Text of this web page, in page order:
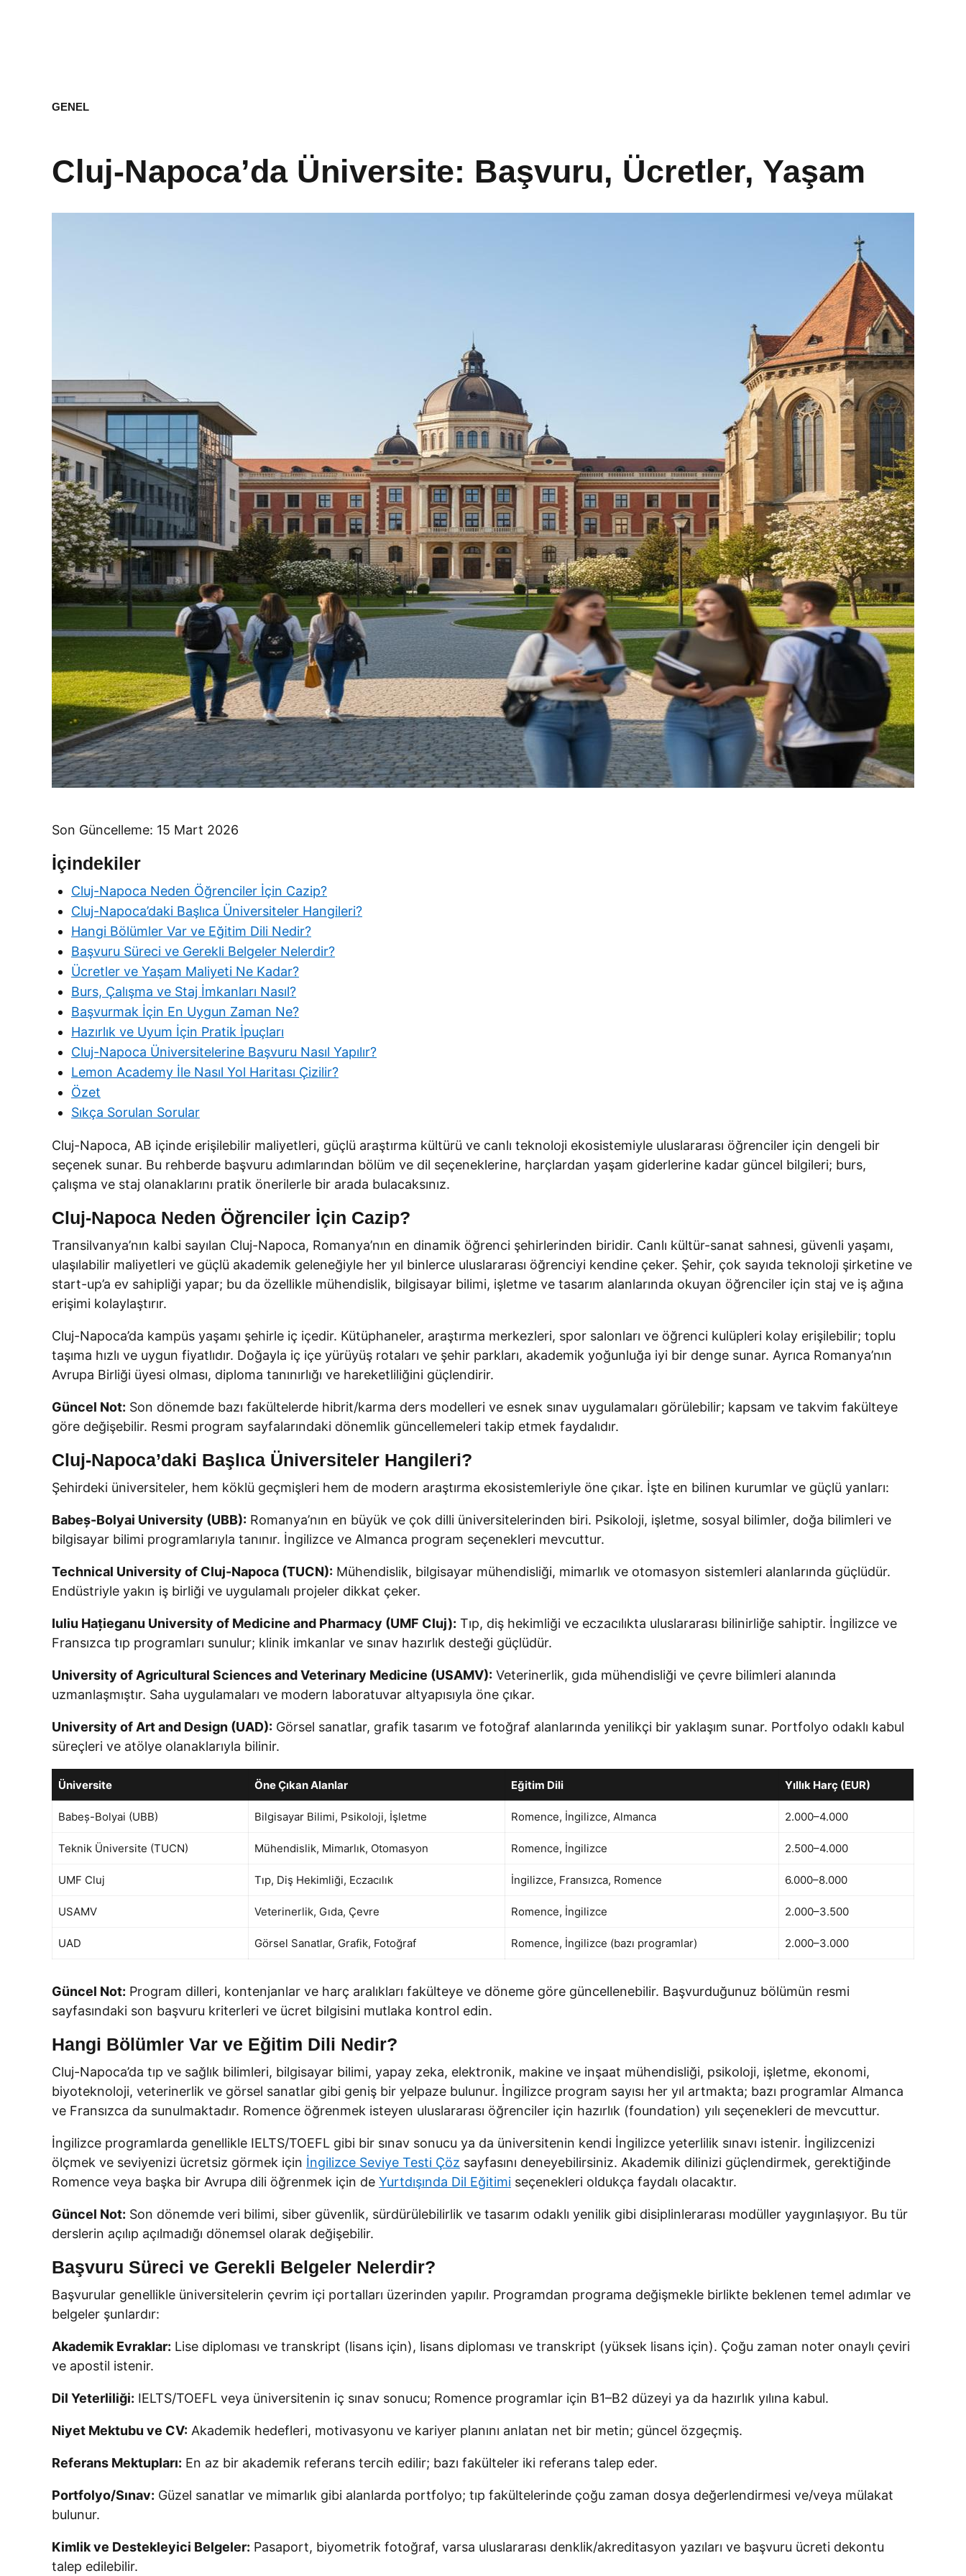
GENEL
Cluj-Napoca’da Üniversite: Başvuru, Ücretler, Yaşam
Son Güncelleme: 15 Mart 2026
İçindekiler
Cluj-Napoca Neden Öğrenciler İçin Cazip?
Cluj-Napoca’daki Başlıca Üniversiteler Hangileri?
Hangi Bölümler Var ve Eğitim Dili Nedir?
Başvuru Süreci ve Gerekli Belgeler Nelerdir?
Ücretler ve Yaşam Maliyeti Ne Kadar?
Burs, Çalışma ve Staj İmkanları Nasıl?
Başvurmak İçin En Uygun Zaman Ne?
Hazırlık ve Uyum İçin Pratik İpuçları
Cluj-Napoca Üniversitelerine Başvuru Nasıl Yapılır?
Lemon Academy İle Nasıl Yol Haritası Çizilir?
Özet
Sıkça Sorulan Sorular
Cluj-Napoca, AB içinde erişilebilir maliyetleri, güçlü araştırma kültürü ve canlı teknoloji ekosistemiyle uluslararası öğrenciler için dengeli bir
seçenek sunar. Bu rehberde başvuru adımlarından bölüm ve dil seçeneklerine, harçlardan yaşam giderlerine kadar güncel bilgileri; burs,
çalışma ve staj olanaklarını pratik önerilerle bir arada bulacaksınız.
Cluj-Napoca Neden Öğrenciler İçin Cazip?
Transilvanya’nın kalbi sayılan Cluj-Napoca, Romanya’nın en dinamik öğrenci şehirlerinden biridir. Canlı kültür-sanat sahnesi, güvenli yaşamı,
ulaşılabilir maliyetleri ve güçlü akademik geleneğiyle her yıl binlerce uluslararası öğrenciyi kendine çeker. Şehir, çok sayıda teknoloji şirketine ve
start-up’a ev sahipliği yapar; bu da özellikle mühendislik, bilgisayar bilimi, işletme ve tasarım alanlarında okuyan öğrenciler için staj ve iş ağına
erişimi kolaylaştırır.
Cluj-Napoca’da kampüs yaşamı şehirle iç içedir. Kütüphaneler, araştırma merkezleri, spor salonları ve öğrenci kulüpleri kolay erişilebilir; toplu
taşıma hızlı ve uygun fiyatlıdır. Doğayla iç içe yürüyüş rotaları ve şehir parkları, akademik yoğunluğa iyi bir denge sunar. Ayrıca Romanya’nın
Avrupa Birliği üyesi olması, diploma tanınırlığı ve hareketliliğini güçlendirir.
Güncel Not: Son dönemde bazı fakültelerde hibrit/karma ders modelleri ve esnek sınav uygulamaları görülebilir; kapsam ve takvim fakülteye
göre değişebilir. Resmi program sayfalarındaki dönemlik güncellemeleri takip etmek faydalıdır.
Cluj-Napoca’daki Başlıca Üniversiteler Hangileri?
Şehirdeki üniversiteler, hem köklü geçmişleri hem de modern araştırma ekosistemleriyle öne çıkar. İşte en bilinen kurumlar ve güçlü yanları:
Babeș-Bolyai University (UBB): Romanya’nın en büyük ve çok dilli üniversitelerinden biri. Psikoloji, işletme, sosyal bilimler, doğa bilimleri ve
bilgisayar bilimi programlarıyla tanınır. İngilizce ve Almanca program seçenekleri mevcuttur.
Technical University of Cluj-Napoca (TUCN): Mühendislik, bilgisayar mühendisliği, mimarlık ve otomasyon sistemleri alanlarında güçlüdür.
Endüstriyle yakın iş birliği ve uygulamalı projeler dikkat çeker.
Iuliu Hațieganu University of Medicine and Pharmacy (UMF Cluj): Tıp, diş hekimliği ve eczacılıkta uluslararası bilinirliğe sahiptir. İngilizce ve
Fransızca tıp programları sunulur; klinik imkanlar ve sınav hazırlık desteği güçlüdür.
University of Agricultural Sciences and Veterinary Medicine (USAMV): Veterinerlik, gıda mühendisliği ve çevre bilimleri alanında
uzmanlaşmıştır. Saha uygulamaları ve modern laboratuvar altyapısıyla öne çıkar.
University of Art and Design (UAD): Görsel sanatlar, grafik tasarım ve fotoğraf alanlarında yenilikçi bir yaklaşım sunar. Portfolyo odaklı kabul
süreçleri ve atölye olanaklarıyla bilinir.
Üniversite Öne Çıkan Alanlar Eğitim Dili Yıllık Harç (EUR)
Babeș-Bolyai (UBB) Bilgisayar Bilimi, Psikoloji, İşletme Romence, İngilizce, Almanca 2.000–4.000
Teknik Üniversite (TUCN) Mühendislik, Mimarlık, Otomasyon Romence, İngilizce 2.500–4.000
UMF Cluj Tıp, Diş Hekimliği, Eczacılık İngilizce, Fransızca, Romence 6.000–8.000
USAMV Veterinerlik, Gıda, Çevre Romence, İngilizce 2.000–3.500
UAD Görsel Sanatlar, Grafik, Fotoğraf Romence, İngilizce (bazı programlar) 2.000–3.000
Güncel Not: Program dilleri, kontenjanlar ve harç aralıkları fakülteye ve döneme göre güncellenebilir. Başvurduğunuz bölümün resmi
sayfasındaki son başvuru kriterleri ve ücret bilgisini mutlaka kontrol edin.
Hangi Bölümler Var ve Eğitim Dili Nedir?
Cluj-Napoca’da tıp ve sağlık bilimleri, bilgisayar bilimi, yapay zeka, elektronik, makine ve inşaat mühendisliği, psikoloji, işletme, ekonomi,
biyoteknoloji, veterinerlik ve görsel sanatlar gibi geniş bir yelpaze bulunur. İngilizce program sayısı her yıl artmakta; bazı programlar Almanca
ve Fransızca da sunulmaktadır. Romence öğrenmek isteyen uluslararası öğrenciler için hazırlık (foundation) yılı seçenekleri de mevcuttur.
İngilizce programlarda genellikle IELTS/TOEFL gibi bir sınav sonucu ya da üniversitenin kendi İngilizce yeterlilik sınavı istenir. İngilizcenizi
ölçmek ve seviyenizi ücretsiz görmek için İngilizce Seviye Testi Çöz sayfasını deneyebilirsiniz. Akademik dilinizi güçlendirmek, gerektiğinde
Romence veya başka bir Avrupa dili öğrenmek için de Yurtdışında Dil Eğitimi seçenekleri oldukça faydalı olacaktır.
Güncel Not: Son dönemde veri bilimi, siber güvenlik, sürdürülebilirlik ve tasarım odaklı yenilik gibi disiplinlerarası modüller yaygınlaşıyor. Bu tür
derslerin açılıp açılmadığı dönemsel olarak değişebilir.
Başvuru Süreci ve Gerekli Belgeler Nelerdir?
Başvurular genellikle üniversitelerin çevrim içi portalları üzerinden yapılır. Programdan programa değişmekle birlikte beklenen temel adımlar ve
belgeler şunlardır:
Akademik Evraklar: Lise diploması ve transkript (lisans için), lisans diploması ve transkript (yüksek lisans için). Çoğu zaman noter onaylı çeviri
ve apostil istenir.
Dil Yeterliliği: IELTS/TOEFL veya üniversitenin iç sınav sonucu; Romence programlar için B1–B2 düzeyi ya da hazırlık yılına kabul.
Niyet Mektubu ve CV: Akademik hedefleri, motivasyonu ve kariyer planını anlatan net bir metin; güncel özgeçmiş.
Referans Mektupları: En az bir akademik referans tercih edilir; bazı fakülteler iki referans talep eder.
Portfolyo/Sınav: Güzel sanatlar ve mimarlık gibi alanlarda portfolyo; tıp fakültelerinde çoğu zaman dosya değerlendirmesi ve/veya mülakat
bulunur.
Kimlik ve Destekleyici Belgeler: Pasaport, biyometrik fotoğraf, varsa uluslararası denklik/akreditasyon yazıları ve başvuru ücreti dekontu
talep edilebilir.